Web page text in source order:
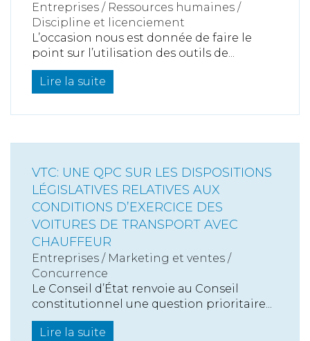
Entreprises / Ressources humaines /
Discipline et licenciement
L’occasion nous est donnée de faire le
point sur l’utilisation des outils de...
Lire la suite
VTC: UNE QPC SUR LES DISPOSITIONS
LÉGISLATIVES RELATIVES AUX
CONDITIONS D’EXERCICE DES
VOITURES DE TRANSPORT AVEC
CHAUFFEUR
Entreprises / Marketing et ventes /
Concurrence
Le Conseil d’État renvoie au Conseil
constitutionnel une question prioritaire...
Lire la suite